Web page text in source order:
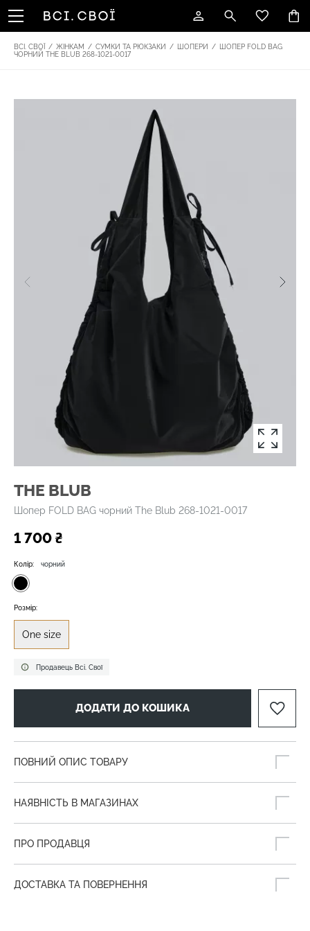
ВСІ. СВОЇ / ЖІНКАМ / СУМКИ ТА РЮКЗАКИ / ШОПЕРИ /
ШОПЕР FOLD BAG
ЧОРНИЙ THE BLUB 268-1021-0017
THE BLUB
Шопер FOLD BAG чорний The Blub 268-1021-0017
1 700 ₴
Продавець Всі. Свої
Колір: чорний
Розмір:
One size
ДОДАТИ ДО КОШИКА
ПОВНИЙ ОПИС ТОВАРУ
НАЯВНІСТЬ В МАГАЗИНАХ
ПРО ПРОДАВЦЯ
ДОСТАВКА ТА ПОВЕРНЕННЯ